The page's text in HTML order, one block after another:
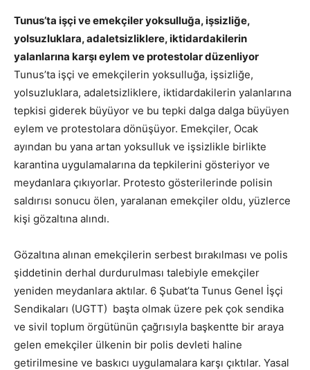
Tunus’ta işçi ve emekçiler yoksulluğa, işsizliğe,
yolsuzluklara, adaletsizliklere, iktidardakilerin
yalanlarına karşı eylem ve protestolar düzenliyor
Tunus’ta işçi ve emekçilerin yoksulluğa, işsizliğe,
yolsuzluklara, adaletsizliklere, iktidardakilerin yalanlarına
tepkisi giderek büyüyor ve bu tepki dalga dalga büyüyen
eylem ve protestolara dönüşüyor. Emekçiler, Ocak
ayından bu yana artan yoksulluk ve işsizlikle birlikte
karantina uygulamalarına da tepkilerini gösteriyor ve
meydanlara çıkıyorlar. Protesto gösterilerinde polisin
saldırısı sonucu ölen, yaralanan emekçiler oldu, yüzlerce
kişi gözaltına alındı.
Gözaltına alınan emekçilerin serbest bırakılması ve polis
şiddetinin derhal durdurulması talebiyle emekçiler
yeniden meydanlara aktılar. 6 Şubat’ta Tunus Genel İşçi
Sendikaları (UGTT) başta olmak üzere pek çok sendika
ve sivil toplum örgütünün çağrısıyla başkentte bir araya
gelen emekçiler ülkenin bir polis devleti haline
getirilmesine ve baskıcı uygulamalara karşı çıktılar. Yasal